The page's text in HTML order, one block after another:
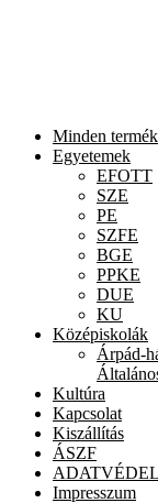
Minden termék
Egyetemek
EFOTT
SZE
PE
SZFE
BGE
PPKE
DUE
KU
Középiskolák
Árpád-
Kultúra
Kapcsolat
Kiszállítás
ÁSZF
Impresszum